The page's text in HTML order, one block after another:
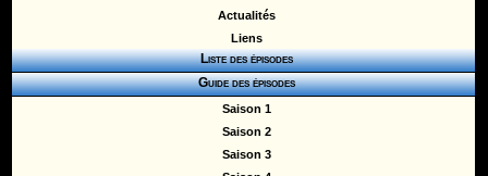
Actualités
Liens
Liste des épisodes
Guide des épisodes
Saison 1
Saison 2
Saison 3